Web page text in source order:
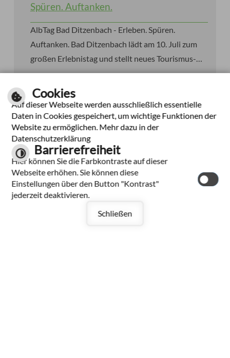
AlbTag Bad Ditzenbach - Erleben.
Spüren. Auftanken.
AlbTag Bad Ditzenbach - Erleben. Spüren.
Auftanken. Bad Ditzenbach lädt am 10. Juli zum
und Lebensraumkonzept vor.
weiterlesen
Mehr laden
Cookies
Auf dieser Webseite werden ausschließlich essentielle
Daten in Cookies gespeichert, um wichtige Funktionen der
Website zu ermöglichen. Mehr dazu in der
Datenschutzerklärung
Barrierefreiheit
Hier können Sie die Farbkontraste auf dieser
Webseite erhöhen. Sie können diese
Einstellungen über den Button "Kontrast"
jederzeit deaktivieren.
Schließen